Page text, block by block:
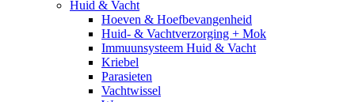
Huid & Vacht
Hoeven & Hoefbevangenheid
Huid- & Vachtverzorging + Mok
Immuunsysteem Huid & Vacht
Kriebel
Parasieten
Vachtwissel